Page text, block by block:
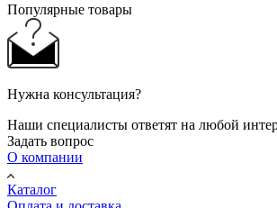
Популярные товары
Нужна консультация?
Наши специалисты ответят на любой
Задать вопрос
О компании
Каталог